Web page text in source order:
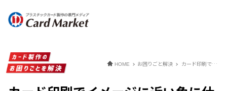
HOME お困りごと解決 カード印刷でイメージに近い色に仕上げるコツと注意点